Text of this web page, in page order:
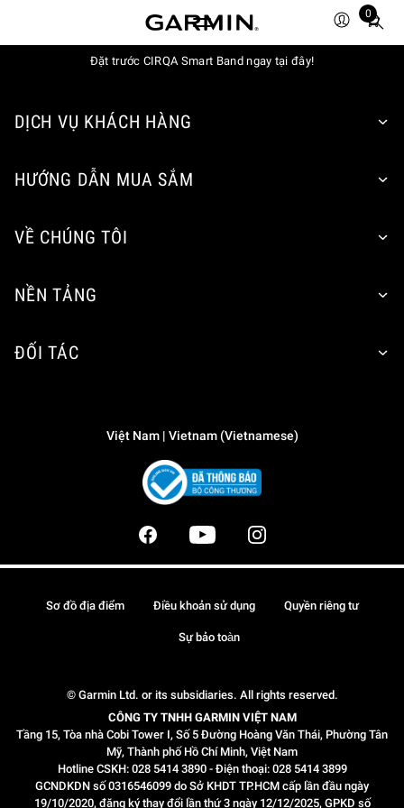
0
Total
items
Đặt trước CIRQA Smart Band ngay tại đây!
DỊCH VỤ KHÁCH HÀNG
HƯỚNG DẪN MUA SẮM
VỀ CHÚNG TÔI
NỀN TẢNG
ĐỐI TÁC
Việt Nam | Vietnam (Vietnamese)
© Garmin Ltd. or its subsidiaries. All rights reserved.
CÔNG TY TNHH GARMIN VIỆT NAM
Tầng 15, Tòa nhà Cobi Tower I, Số 5 Đường Hoàng Văn Thái, Phường Tân
Mỹ, Thành phố Hồ Chí Minh, Việt Nam
Hotline CSKH: 028 5414 3890 - Điện thoại: 028 5414 3899
GCNDKDN số 0316546099 do Sở KHDT TP.HCM cấp lần đầu ngày
19/10/2020, đăng ký thay đổi lần thứ 3 ngày 12/12/2025, GPKD số
Sơ đồ địa điểm Điều khoản sử dụng Quyền riêng tư
Sự bảo toàn